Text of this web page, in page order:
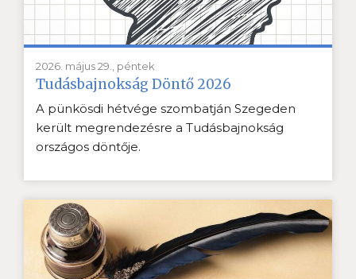
2026. május 29., péntek
Tudásbajnokság Döntő 2026
A pünkösdi hétvége szombatján Szegeden
került megrendezésre a Tudásbajnokság
országos döntője.